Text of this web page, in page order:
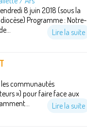
8 juin 2018 (sous la
Programme : Notre-
Lire la suite
les communautés
») pour faire face aux
Lire la suite